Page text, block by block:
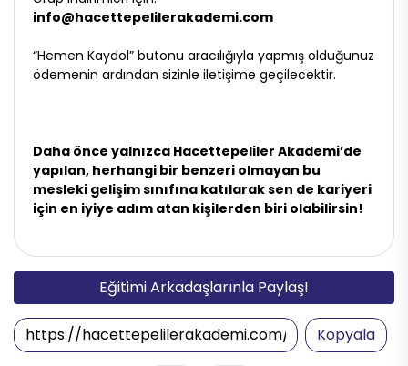
info@hacettepelilerakademi.com
“Hemen Kaydol” butonu aracılığıyla yapmış olduğunuz
ödemenin ardından sizinle iletişime geçilecektir.
Daha önce yalnızca Hacettepeliler Akademi’de
yapılan, herhangi bir benzeri olmayan bu
mesleki gelişim sınıfına katılarak sen de kariyeri
için en iyiye adım atan kişilerden biri olabilirsin!
Eğitimi Arkadaşlarınla Paylaş!
Kopyala